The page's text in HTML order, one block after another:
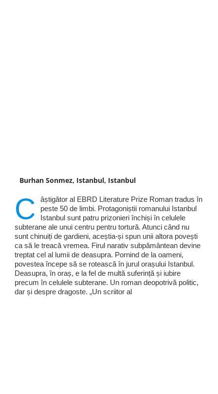
Burhan Sonmez, Istanbul, Istanbul
C
âștigător al EBRD Literature Prize Roman tradus în
peste 50 de limbi. Protagoniștii romanului Istanbul
Istanbul sunt patru prizonieri închiși în celulele
subterane ale unui centru pentru tortură. Atunci când nu
sunt chinuiți de gardieni, aceștia-și spun unii altora povești
ca să le treacă vremea. Firul narativ subpământean devine
treptat cel al lumii de deasupra. Pornind de la oameni,
povestea începe să se rotească în jurul orașului Istanbul.
Deasupra, în oraș, e la fel de multă suferință și iubire
precum în celulele subterane. Un roman deopotrivă politic,
dar și despre dragoste. „Un scriitor al